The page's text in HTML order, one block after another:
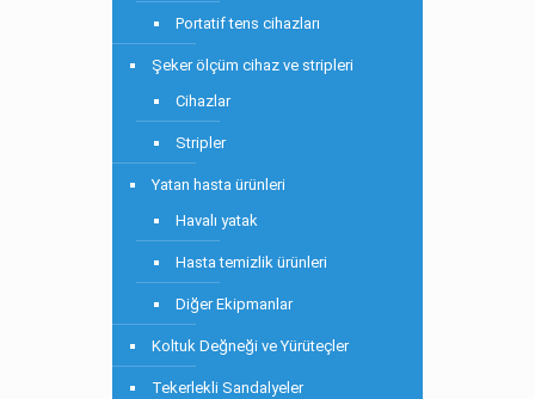
Portatif tens cihazları
Şeker ölçüm cihaz ve stripleri
Cihazlar
Stripler
Yatan hasta ürünleri
Havalı yatak
Hasta temizlik ürünleri
Diğer Ekipmanlar
Koltuk Değneği ve Yürüteçler
Tekerlekli Sandalyeler